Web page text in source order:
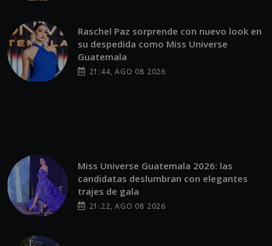
Raschel Paz sorprende con nuevo look en
su despedida como Miss Universe
Guatemala
21:44, AGO 08 2026
Miss Universe Guatemala 2026: las
candidatas deslumbran con elegantes
trajes de gala
21:22, AGO 08 2026